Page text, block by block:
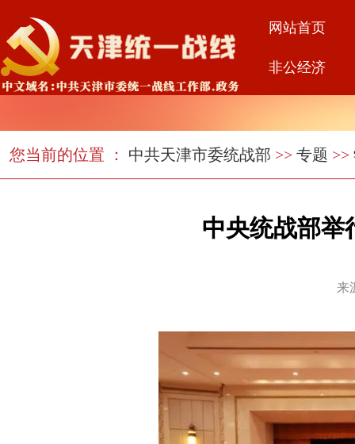
网站首页
非公经济
您当前的位置 ： 中共天津市委统战部 >> 专题 >>
中央统战部举
来